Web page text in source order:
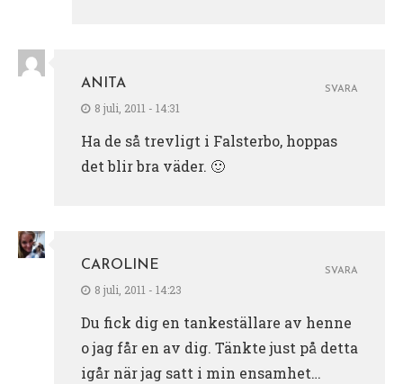
ANITA
8 juli, 2011 - 14:31
Ha de så trevligt i Falsterbo, hoppas
det blir bra väder. 🙂
SVARA
CAROLINE
8 juli, 2011 - 14:23
Du fick dig en tankeställare av henne
o jag får en av dig. Tänkte just på detta
igår när jag satt i min ensamhet…
SVARA